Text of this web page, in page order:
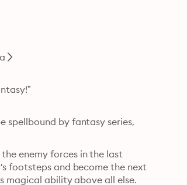
spellbound by fantasy series,
enemy forces in the last
footsteps and become the next
magical ability above all else.